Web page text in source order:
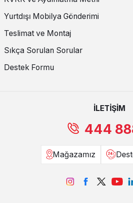
Yurtdışı Mobilya Gönderimi
Teslimat ve Montaj
Sıkça Sorulan Sorular
Destek Formu
İLETİŞİM
444
Mağazamız